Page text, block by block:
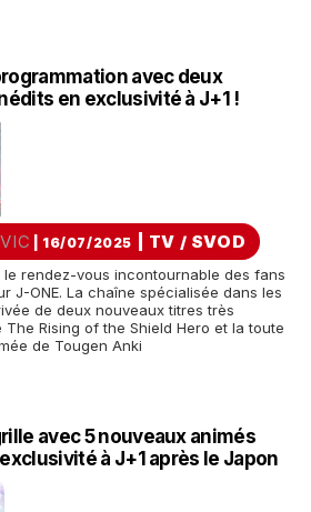
avec deux
en exclusivité à J+1 !
| 16/07/2025 TV / SVOD
le rendez-vous incontournable des fans
J-ONE. La chaîne spécialisée dans les
de deux nouveaux titres très
Rising of the Shield Hero et la toute
de Tougen Anki
avec 5 nouveaux animés
à J+1 après le Japon